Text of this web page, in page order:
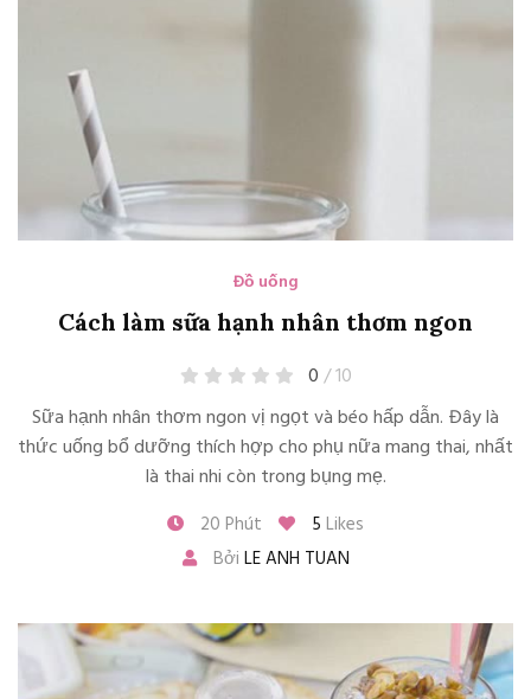
Đồ uống
Cách làm sữa hạnh nhân thơm ngon
0/ 10
Sữa hạnh nhân thơm ngon vị ngọt và béo hấp dẫn. Đây là
thức uống bổ dưỡng thích hợp cho phụ nữa mang thai, nhất
là thai nhi còn trong bụng mẹ.
20 Phút 5 Likes
Bởi LE ANH TUAN